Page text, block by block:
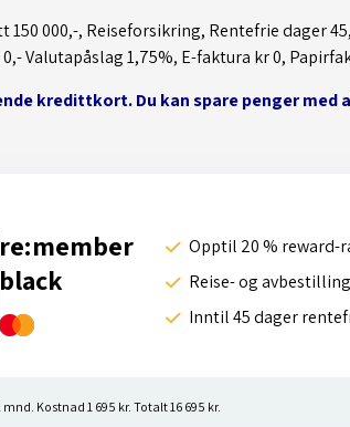
150 000,-, Reiseforsikring, Rentefrie dager
Valutapåslag 1,75%, E-faktura kr 0,
kredittkort. Du kan spare penger
re:member
black
Opptil 20 % reward-
Reise- og
Inntil 45 dager
mnd. Kostnad 1 695 kr. Totalt 16 695 kr.